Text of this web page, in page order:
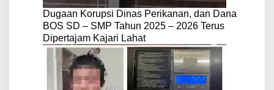
Dugaan Korupsi Dinas Perikanan, dan Dana
BOS SD – SMP Tahun 2025 – 2026 Terus
Dipertajam Kajari Lahat